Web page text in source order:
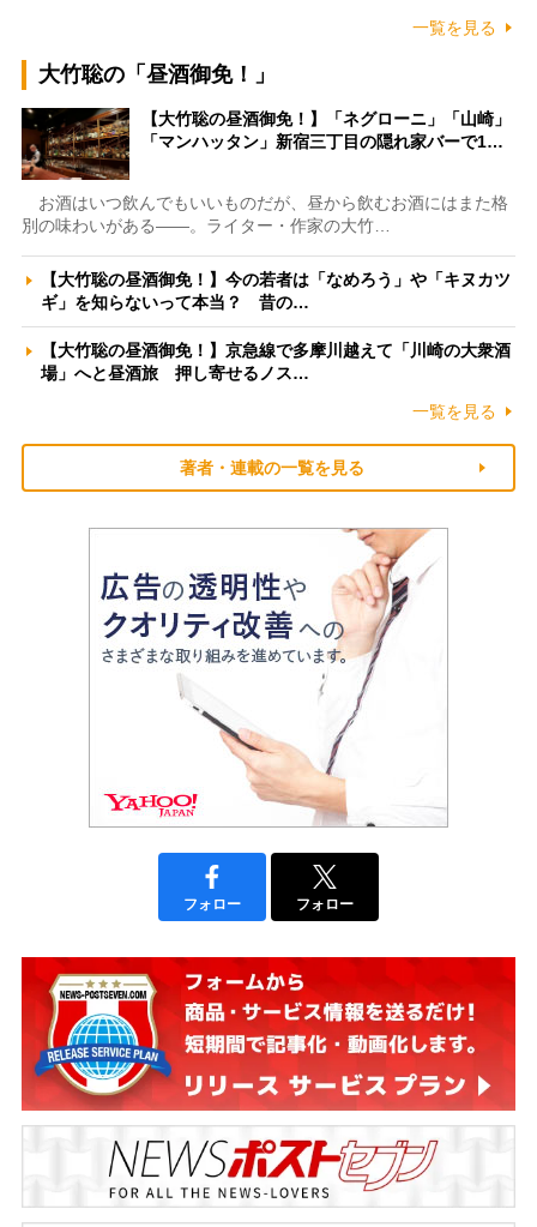
一覧を見る
大竹聡の「昼酒御免！」
【大竹聡の昼酒御免！】「ネグローニ」「山崎」
「マンハッタン」新宿三丁目の隠れ家バーで1…
お酒はいつ飲んでもいいものだが、昼から飲むお酒にはまた格
別の味わいがある――。ライター・作家の大竹…
【大竹聡の昼酒御免！】今の若者は「なめろう」や「キヌカツ
ギ」を知らないって本当？ 昔の…
【大竹聡の昼酒御免！】京急線で多摩川越えて「川崎の大衆酒
場」へと昼酒旅 押し寄せるノス…
一覧を見る
著者・連載の一覧を見る
フォロー フォロー